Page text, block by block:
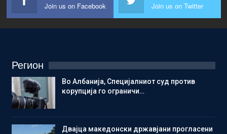
Join us on Facebook Join us on Twitter
Регион
Во Албанија, Специјалниот суд против
корупција го ограничи…
Двајца македонски државјани прогласени